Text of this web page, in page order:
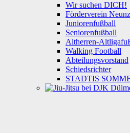
Wir suchen DICH!
Förderverein
Juniorenfußball
Seniorenfußball
Altherren-
Walking Football
Abteilungsvorstand
Schiedsrichter
STADTIS